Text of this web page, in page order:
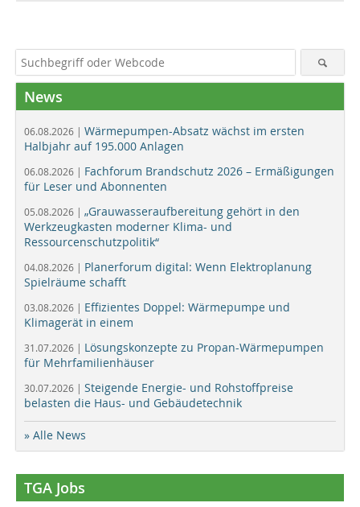
News
06.08.2026 | Wärmepumpen-Absatz wächst im ersten
Halbjahr auf 195.000 Anlagen
06.08.2026 | Fachforum Brandschutz 2026 – Ermäßigungen
für Leser und Abonnenten
05.08.2026 | „Grauwasseraufbereitung gehört in den
Werkzeugkasten moderner Klima- und
Ressourcenschutzpolitik“
04.08.2026 | Planerforum digital: Wenn Elektroplanung
Spielräume schafft
03.08.2026 | Effizientes Doppel: Wärmepumpe und
Klimagerät in einem
31.07.2026 | Lösungskonzepte zu Propan-Wärmepumpen
für Mehrfamilienhäuser
30.07.2026 | Steigende Energie- und Rohstoffpreise
belasten die Haus- und Gebäudetechnik
» Alle News
TGA Jobs